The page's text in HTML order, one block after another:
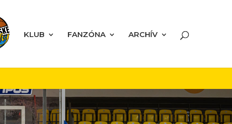
KLUB FANZÓNA ARCHÍV